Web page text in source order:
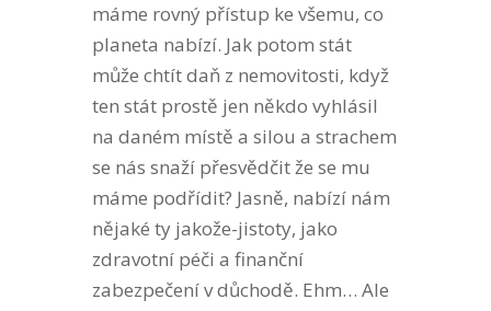
máme rovný přístup ke všemu, co
planeta nabízí. Jak potom stát
může chtít daň z nemovitosti, když
ten stát prostě jen někdo vyhlásil
na daném místě a silou a strachem
se nás snaží přesvědčit že se mu
máme podřídit? Jasně, nabízí nám
nějaké ty jakože-jistoty, jako
zdravotní péči a finanční
zabezpečení v důchodě. Ehm… Ale